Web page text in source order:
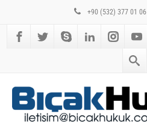
+90 (532) 377 01 06